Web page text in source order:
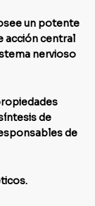
un potente
acción central
nervioso
de
de